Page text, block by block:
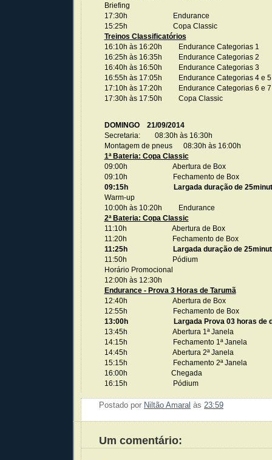
Briefing
17:30h Endurance
15:25h Copa Classic
Treinos Classificatórios
16:10h às 16:20h Endurance Categorias 1
16:25h às 16:35h Endurance Categorias 2
16:40h às 16:50h Endurance Categorias 3
16:55h às 17:05h Endurance Categorias 4 e 5
17:10h às 17:20h Endurance Categorias 6 e 7
17:30h às 17:50h Copa Classic
DOMINGO 21/09/2014
Secretaria: 08:30h às 16:30h
Montagem de pneus 08:30h às 16:00h
1ª Bateria: Copa Classic
09:00h Abertura de Box
09:10h Fechamento de Box
09:15h Largada duração de
Warm-up
10:00h às 10:20h Endurance
2ª Bateria: Copa Classic
11:10h Abertura de Box
11:20h Fechamento de Box
11:25h Largada duração de
11:50h Pódium
Horário Promocional
12:00h às 12:30h
Endurance - Prova 3 Horas de Tarumã
12:40h Abertura de Box
12:55h Fechamento de Box
13:00h Largada Prova 03 horas de
13:45h Abertura 1ª Janela
14:15h Fechamento 1ª Janela
14:45h Abertura 2ª Janela
15:15h Fechamento 2ª Janela
16:00h Chegada
16:15h Pódium
Postado por Niltão Amaral às 23:59
Um comentário: